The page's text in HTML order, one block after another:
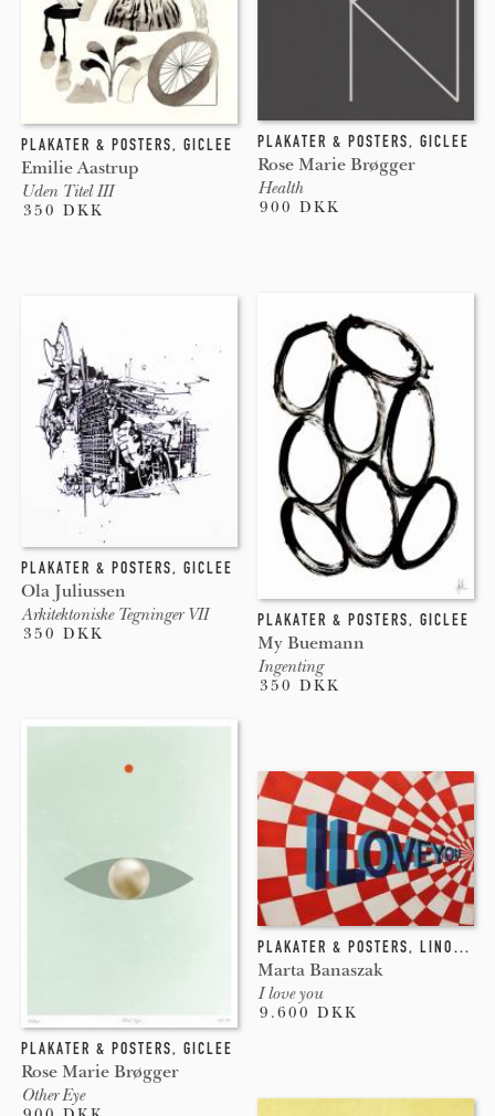
PLAKATER & POSTERS, GICLEE
Emilie Aastrup
Uden Titel III
350 DKK
PLAKATER & POSTERS, GICLEE
Ola Juliussen
Arkitektoniske Tegninger VII
350 DKK
PLAKATER & POSTERS, GICLEE
Rose Marie Brøgger
Other Eye
PLAKATER & POSTERS, GICLEE
Rose Marie Brøgger
Health
900 DKK
PLAKATER & POSTERS, GICLEE
My Buemann
Ingenting
350 DKK
PLAKATER & POSTERS,
Marta Banaszak
I love you
9.600 DKK